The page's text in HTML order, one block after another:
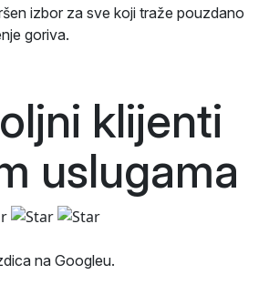
izbor za sve koji traže pouzdano
goriva.
klijenti
uslugama
na Googleu.